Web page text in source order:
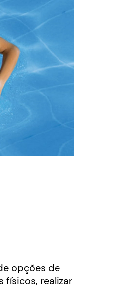
opções de
físicos, realizar